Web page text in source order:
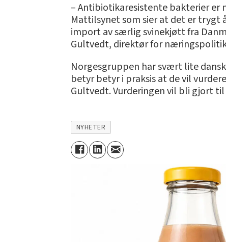
– Antibiotikaresistente bakterier er
Mattilsynet som sier at det er trygt
import av særlig svinekjøtt fra
Gultvedt, direktør for
Norgesgruppen har svært lite
betyr betyr i praksis at de vil
Gultvedt. Vurderingen vil bli gjort
NYHETER